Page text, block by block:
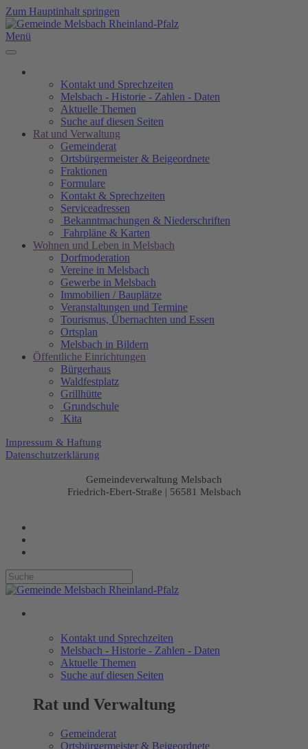
Zum Hauptinhalt springen
Menü
Kontakt und Sprechzeiten
Melsbach - Historie - Zahlen - Daten
Aktuelle Themen
Suche auf diesen Seiten
Rat und Verwaltung
Gemeinderat
Ortsbürgermeister & Beigeordnete
Fraktionen
Formulare
Kontakt & Sprechzeiten
Serviceadressen
Bekanntmachungen & Niederschriften
Fahrpläne & Karten
Wohnen und Leben in Melsbach
Dorfmoderation
Vereine in Melsbach
Gewerbe in Melsbach
Immobilien / Bauplätze
Veranstaltungen und Termine
Tourismus, Übernachten und Essen
Ortsplan
Melsbach in Bildern
Öffentliche Einrichtungen
Bürgerhaus
Waldfestplatz
Grillhütte
Grundschule
Kita
Impressum & Haftung
Datenschutzerklärung
Gemeindeverwaltung Melsbach
Friedrich-Ebert-Straße | 56581 Melsbach
Kontakt und Sprechzeiten
Melsbach - Historie - Zahlen - Daten
Aktuelle Themen
Suche auf diesen Seiten
Rat und Verwaltung
Gemeinderat
Ortsbürgermeister & Beigeordnete